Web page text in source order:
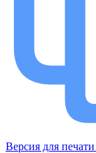
Версия для